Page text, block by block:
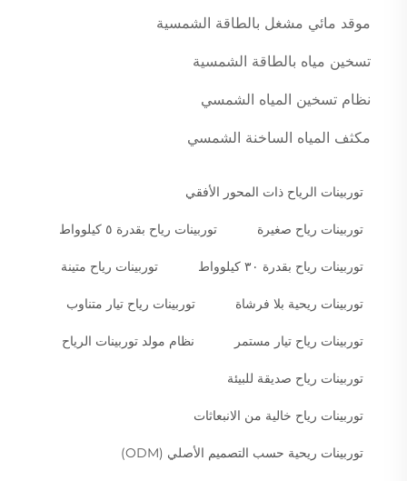
موقد مائي مشغل بالطاقة الشمسية
تسخين مياه بالطاقة الشمسية
نظام تسخين المياه الشمسي
مكثف المياه الساخنة الشمسي
توربينات الرياح ذات المحور الأفقي
توربينات رياح صغيرة توربينات رياح بقدرة ٥ كيلوواط
توربينات رياح بقدرة ٣٠ كيلوواط توربينات رياح متينة
توربينات ريحية بلا فرشاة توربينات رياح تيار متناوب
توربينات رياح تيار مستمر نظام مولد توربينات الرياح
توربينات رياح صديقة للبيئة
توربينات رياح خالية من الانبعاثات
توربينات ريحية حسب التصميم الأصلي (ODM)